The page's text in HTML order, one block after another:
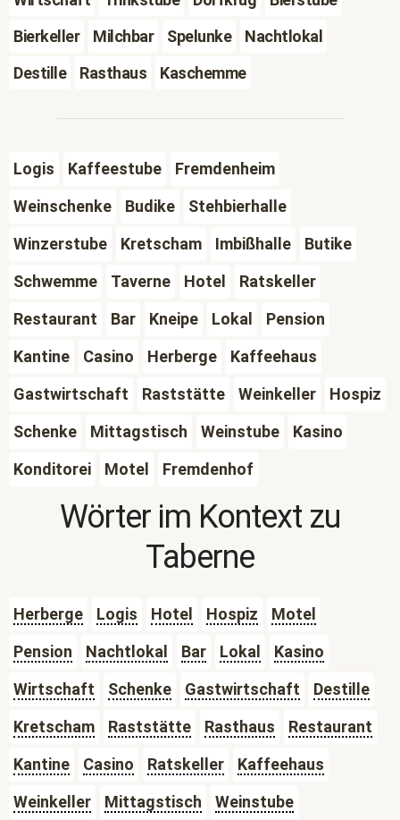
Bierkeller
Milchbar Spelunke
Nachtlokal
Destille
Rasthaus Kaschemme
Logis Kaffeestube
Fremdenheim
Weinschenke
Budike
Stehbierhalle
Winzerstube
Kretscham Imbißhalle
Butike
Schwemme
Taverne Hotel
Ratskeller
Restaurant
Bar Kneipe Lokal
Pension
Kantine
Casino Herberge
Kaffeehaus
Gastwirtschaft
Raststätte Weinkeller
Hospiz
Schenke
Mittagstisch Weinstube
Kasino
Konditorei
Motel Fremdenhof
Wörter im Kontext zu
Taberne
Herberge Logis Hotel Hospiz
Motel
Pension
Nachtlokal Bar Lokal
Kasino
Wirtschaft
Schenke Gastwirtschaft
Destille
Kretscham
Raststätte Rasthaus
Restaurant
Kantine
Casino Ratskeller
Kaffeehaus
Weinkeller
Mittagstisch Weinstube